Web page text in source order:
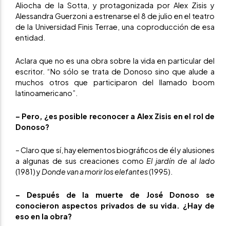
Aliocha de la Sotta, y protagonizada por Alex Zisis y
Alessandra Guerzoni a estrenarse el 8 de julio en el teatro
de la Universidad Finis Terrae, una coproducción de esa
entidad.
Aclara que no es una obra sobre la vida en particular del
escritor. “No sólo se trata de Donoso sino que alude a
muchos otros que participaron del llamado boom
latinoamericano”.
– Pero, ¿es posible reconocer a Alex Zisis en el rol de
Donoso?
– Claro que sí, hay elementos biográficos de él y alusiones
a algunas de sus creaciones como El jardín de al lado
(1981) y Donde van a morir los elefantes(1995).
– Después de la muerte de José Donoso se
conocieron aspectos privados de su vida. ¿Hay de
eso en la obra?